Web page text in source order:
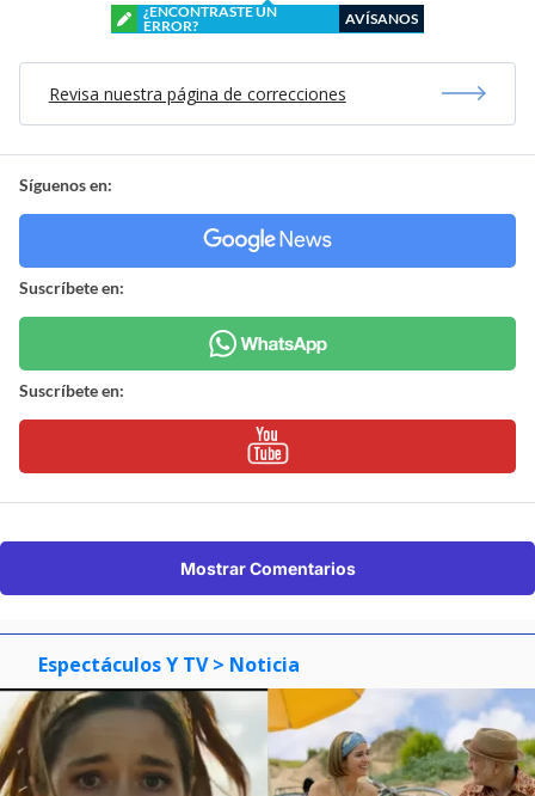
¿ENCONTRASTE UN
ERROR?
AVÍSANOS
Revisa nuestra página de correcciones
Síguenos en:
Suscríbete en:
Suscríbete en:
Mostrar Comentarios
Espectáculos Y TV > Noticia